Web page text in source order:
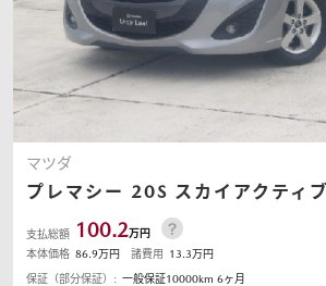
マツダ
プレマシー 20S スカイアクティブ
支払総額 100.2万円
本体価格 86.9万円 諸費用 13.3万円
保証（部分保証）: 一般保証10000km 6ヶ月